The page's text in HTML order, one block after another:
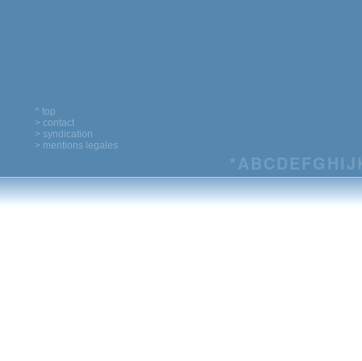
^ top
> contact
> syndication
> mentions legales
*ABCDEFG HIJ